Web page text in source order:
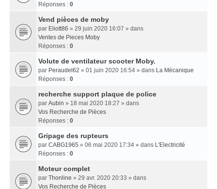
Réponses : 0
Vend pièces de moby
par Eliott86 » 29 juin 2020 16:07 » dans
Ventes de Pieces Moby
Réponses : 0
Volute de ventilateur scooter Moby.
par Peraudel62 » 01 juin 2020 16:54 » dans La Mécanique
Réponses : 0
recherche support plaque de police
par Aubin » 18 mai 2020 18:27 » dans
Vos Recherche de Pièces
Réponses : 0
Gripage des rupteurs
par CABG1965 » 06 mai 2020 17:34 » dans L'Electricité
Réponses : 0
Moteur complet
par Thonline » 29 avr. 2020 20:33 » dans
Vos Recherche de Pièces